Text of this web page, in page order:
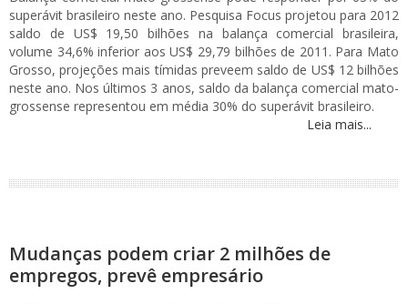
superávit brasileiro neste ano. Pesquisa Focus projetou para 2012
saldo de US$ 19,50 bilhões na balança comercial brasileira,
volume 34,6% inferior aos US$ 29,79 bilhões de 2011. Para Mato
Grosso, projeções mais tímidas preveem saldo de US$ 12 bilhões
neste ano. Nos últimos 3 anos, saldo da balança comercial mato-
grossense representou em média 30% do superávit brasileiro.
Leia mais...
Mudanças podem criar 2 milhões de
empregos, prevê empresário